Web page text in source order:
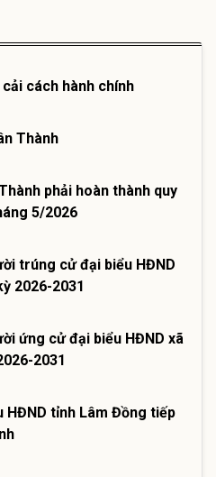
cách hành chính
Thành
phải hoàn thành quy
5/2026
trúng cử đại biểu HĐND
2026-2031
ứng cử đại biểu HĐND xã
2031
HĐND tỉnh Lâm Đồng tiếp